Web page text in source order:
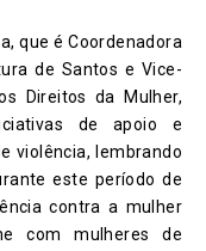
que é Coordenadora
de Santos e Vice-
Direitos da Mulher,
de apoio e
violência, lembrando
este período de
contra a mulher
com mulheres de